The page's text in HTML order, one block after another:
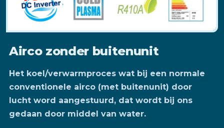
Airco zonder buitenunit
Het koel/verwarmproces wat bij een normale
conventionele airco (met buitenunit) door
lucht word aangestuurd, dat wordt bij ons
gedaan door middel van water.